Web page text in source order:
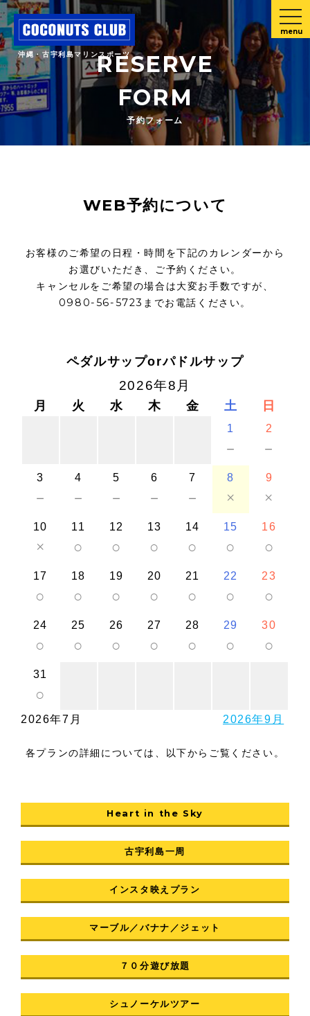
沖縄・古宇利島マリンスポーツ
menu
RESERVE
FORM
予約フォーム
WEB予約について
お客様のご希望の日程・時間を下記のカレンダーから
お選びいただき、ご予約ください。
キャンセルをご希望の場合は大変お手数ですが、
0980-56-5723までお電話ください。
ペダルサップorパドルサップ
2026年8月
月 火 水 木 金 土 日
1
－
2
－
3
－
4
－
5
－
6
－
7
－
8
×
9
×
10
×
11
○
12
○
13
○
14
○
15
○
16
○
17
○
18
○
19
○
20
○
21
○
22
○
23
○
24
○
25
○
26
○
27
○
28
○
29
○
30
○
31
○
2026年7月 2026年9月
各プランの詳細については、以下からご覧ください。
Heart in the Sky
古宇利島一周
インスタ映えプラン
マーブル／バナナ／ジェット
７０分遊び放題
シュノーケルツアー